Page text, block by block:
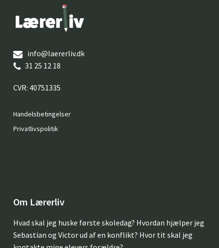
info@laererliv.dk
31 25 12 18
CVR: 40751335
Handelsbetingelser
Privatlivspolitik
Om Lærerliv
Hvad skal jeg huske første skoledag? Hvordan hjælper jeg
Sebastian og Victor ud af en konflikt? Hvor tit skal jeg